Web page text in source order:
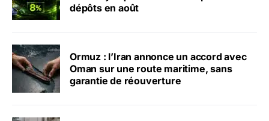
dépôts en août
Ormuz : l’Iran annonce un accord avec
Oman sur une route maritime, sans
garantie de réouverture